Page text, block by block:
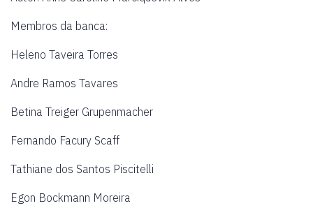
Membros da banca:
Heleno Taveira Torres
Andre Ramos Tavares
Betina Treiger Grupenmacher
Fernando Facury Scaff
Tathiane dos Santos Piscitelli
Egon Bockmann Moreira